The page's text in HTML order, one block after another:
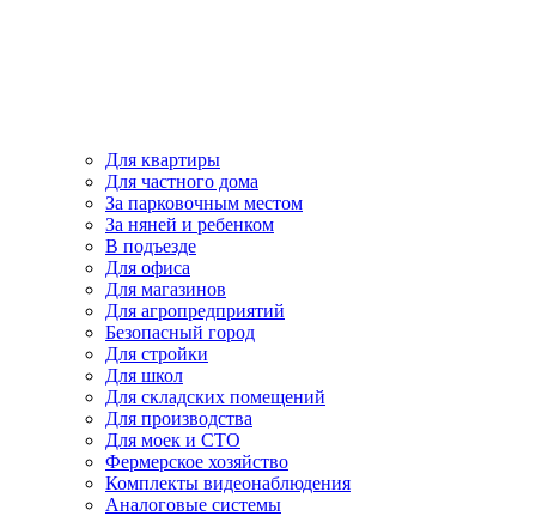
Для квартиры
Для частного дома
За парковочным местом
За няней и ребенком
В подъезде
Для офиса
Для магазинов
Для агропредприятий
Безопасный город
Для стройки
Для школ
Для складских помещений
Для производства
Для моек и СТО
Фермерское хозяйство
Комплекты видеонаблюдения
Аналоговые системы